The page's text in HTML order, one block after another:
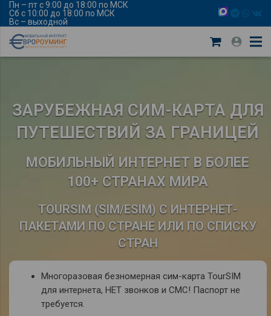
Пн – пт с 9:00 до 18:00 по МСК
Сб с 10:00 до 18:00 по МСК
Вс – выходной
ЗАРУБЕЖНАЯ СИМ-КАРТА ДЛЯ
ПУТЕШЕСТВИЙ ЗА ГРАНИЦЕЙ
МОБИЛЬНЫЙ ИНТЕРНЕТ В БОЛЕЕ
100+ СТРАНАХ МИРА
TOURSIM (SIM/ESIM) С ИНТЕРНЕТ-
ПАКЕТАМИ ПО СТРАНЕ ИЛИ ПО СПИСКУ
СТРАН
Многоразовая безномерная сим-карта TourSIM
для интернета, НЕТ звонков и СМС! Паспорт не
требуется.